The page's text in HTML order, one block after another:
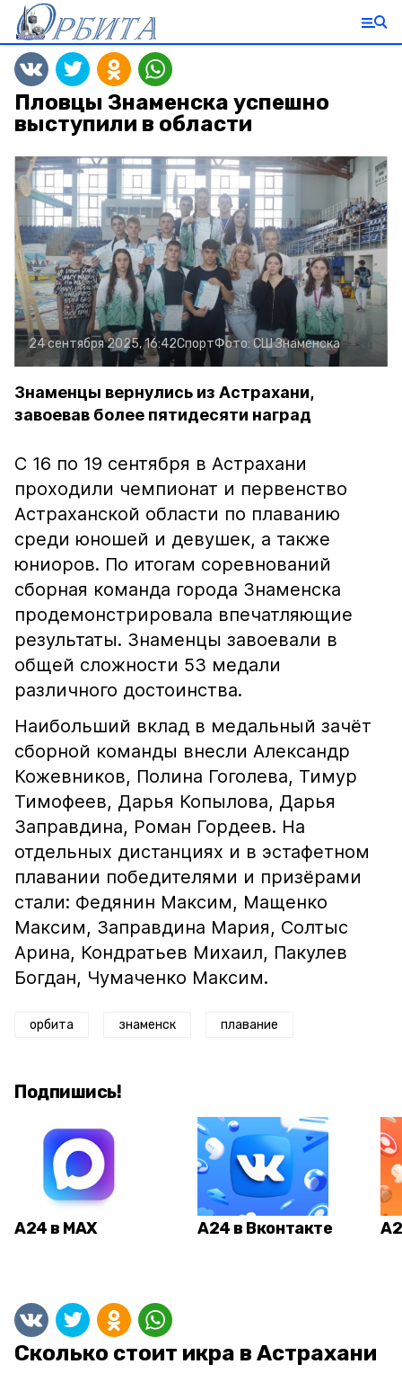
Пловцы Знаменска успешно
выступили в области
24 сентября 2025, 16:42СпортФото: СШ Знаменска
Знаменцы вернулись из Астрахани,
завоевав более пятидесяти наград
С 16 по 19 сентября в Астрахани
проходили чемпионат и первенство
Астраханской области по плаванию
среди юношей и девушек, а также
юниоров. По итогам соревнований
сборная команда города Знаменска
продемонстрировала впечатляющие
результаты. Знаменцы завоевали в
общей сложности 53 медали
различного достоинства.
Наибольший вклад в медальный зачёт
сборной команды внесли Александр
Кожевников, Полина Гоголева, Тимур
Тимофеев, Дарья Копылова, Дарья
Заправдина, Роман Гордеев. На
отдельных дистанциях и в эстафетном
плавании победителями и призёрами
стали: Федянин Максим, Мащенко
Максим, Заправдина Мария, Солтыс
Арина, Кондратьев Михаил, Пакулев
Богдан, Чумаченко Максим.
орбита знаменск плавание
Подпишись!
А24 в MAX А24 в Вконтакте
Сколько стоит икра в Астрахани